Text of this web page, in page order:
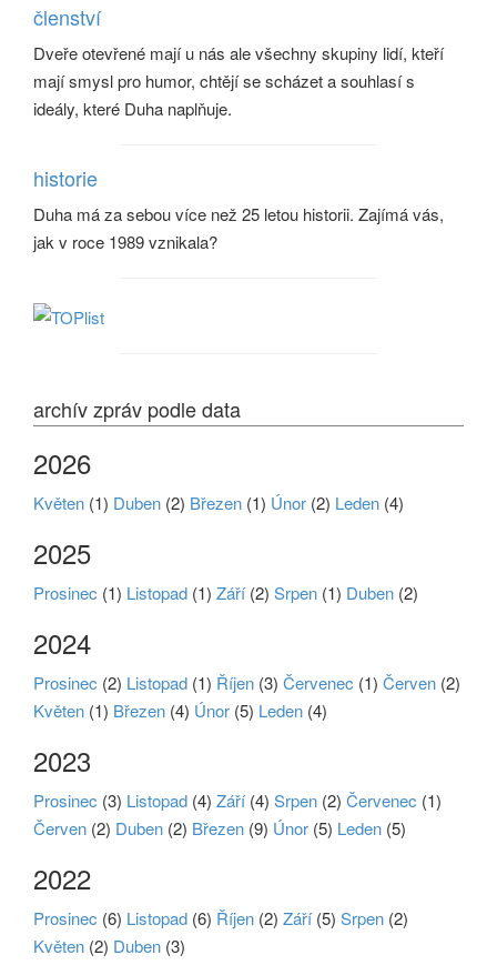
členství
Dveře otevřené mají u nás ale všechny skupiny lidí, kteří
mají smysl pro humor, chtějí se scházet a souhlasí s
ideály, které Duha naplňuje.
historie
Duha má za sebou více než 25 letou historii. Zajímá vás,
jak v roce 1989 vznikala?
archív zpráv podle data
2026
Květen (1) Duben (2) Březen (1) Únor (2) Leden (4)
2025
Prosinec (1) Listopad (1) Září(2) Srpen (1) Duben (2)
2024
Prosinec (2) Listopad (1) Říjen (3) Červenec (1) Červen (2)
Květen (1) Březen (4) Únor (5) Leden (4)
2023
Prosinec (3) Listopad (4) Září(4) Srpen (2) Červenec (1)
Červen (2) Duben (2) Březen (9) Únor (5) Leden (5)
2022
Prosinec (6) Listopad (6) Říjen (2) Září(5) Srpen (2)
Květen (2) Duben (3)